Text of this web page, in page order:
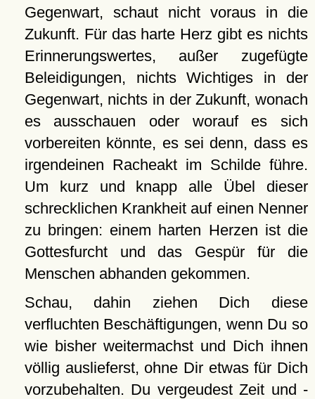
Gegenwart, schaut nicht voraus in die
Zukunft. Für das harte Herz gibt es nichts
Erinnerungswertes, außer zugefügte
Beleidigungen, nichts Wichtiges in der
Gegenwart, nichts in der Zukunft, wonach
es ausschauen oder worauf es sich
vorbereiten könnte, es sei denn, dass es
irgendeinen Racheakt im Schilde führe.
Um kurz und knapp alle Übel dieser
schrecklichen Krankheit auf einen Nenner
zu bringen: einem harten Herzen ist die
Gottesfurcht und das Gespür für die
Menschen abhanden gekommen.
Schau, dahin ziehen Dich diese
verfluchten Beschäftigungen, wenn Du so
wie bisher weitermachst und Dich ihnen
völlig auslieferst, ohne Dir etwas für Dich
vorzubehalten. Du vergeudest Zeit und -